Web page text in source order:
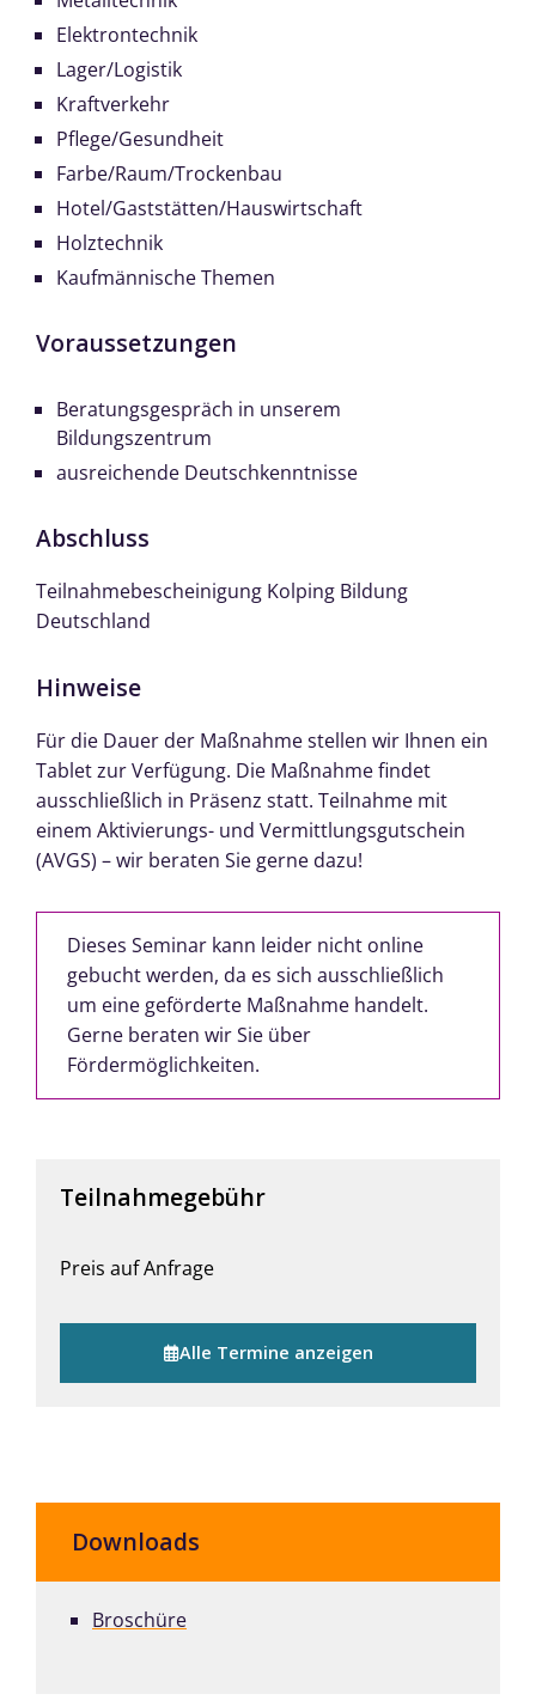
Elektrontechnik
Lager/Logistik
Kraftverkehr
Pflege/Gesundheit
Farbe/Raum/Trockenbau
Hotel/Gaststätten/Hauswirtschaft
Holztechnik
Kaufmännische Themen
Voraussetzungen
Beratungsgespräch in unserem
Bildungszentrum
ausreichende Deutschkenntnisse
Abschluss
Teilnahmebescheinigung Kolping Bildung
Deutschland
Hinweise
Für die Dauer der Maßnahme stellen wir Ihnen ein
Tablet zur Verfügung. Die Maßnahme findet
ausschließlich in Präsenz statt. Teilnahme mit
einem Aktivierungs- und Vermittlungsgutschein
(AVGS) – wir beraten Sie gerne dazu!
Dieses Seminar kann leider nicht online
gebucht werden, da es sich ausschließlich
um eine geförderte Maßnahme handelt.
Gerne beraten wir Sie über
Fördermöglichkeiten.
Teilnahmegebühr
Preis auf Anfrage
Alle Termine anzeigen
Downloads
Broschüre